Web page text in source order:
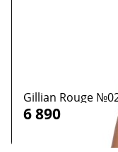
Gillian Rouge
6 890